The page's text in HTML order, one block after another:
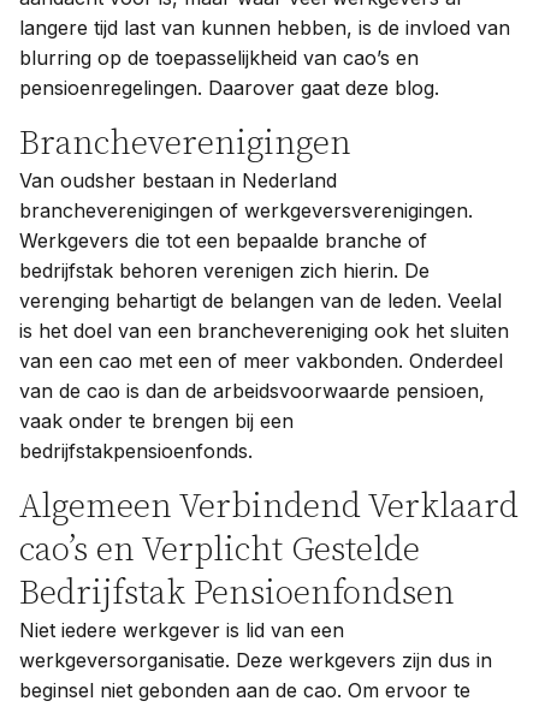
langere tijd last van kunnen hebben, is de invloed van
blurring op de toepasselijkheid van cao’s en
pensioenregelingen. Daarover gaat deze blog.
Brancheverenigingen
Van oudsher bestaan in Nederland
brancheverenigingen of werkgeversverenigingen.
Werkgevers die tot een bepaalde branche of
bedrijfstak behoren verenigen zich hierin. De
verenging behartigt de belangen van de leden. Veelal
is het doel van een branchevereniging ook het sluiten
van een cao met een of meer vakbonden. Onderdeel
van de cao is dan de arbeidsvoorwaarde pensioen,
vaak onder te brengen bij een
bedrijfstakpensioenfonds.
Algemeen Verbindend Verklaard
cao’s en Verplicht Gestelde
Bedrijfstak Pensioenfondsen
Niet iedere werkgever is lid van een
werkgeversorganisatie. Deze werkgevers zijn dus in
beginsel niet gebonden aan de cao. Om ervoor te